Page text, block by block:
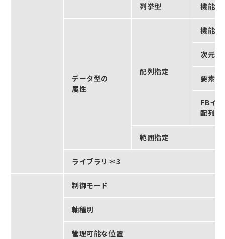
列挙型 機能
データ型の
属性
配列指定
機能
次元最
要素最
FBイ
配列指
範囲指定
ライブラリ＊3
制御モード
軸種別
管理可能な位置